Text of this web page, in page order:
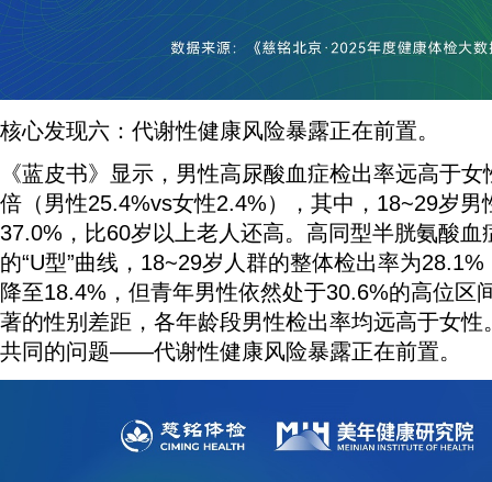
核心发现六：代谢性健康风险暴露正在前置。
《蓝皮书》显示，男性高尿酸血症检出率远高于
倍（男性25.4%vs女性2.4%），其中，18~29岁男
37.0%，比60岁以上老人还高。高同型半胱氨酸血
的“U型”曲线，18~29岁人群的整体检出率为
降至18.4%，但青年男性依然处于30.6%的高位区
著的性别差距，各年龄段男性检出率均远高于女
共同的问题——代谢性健康风险暴露正在前置。